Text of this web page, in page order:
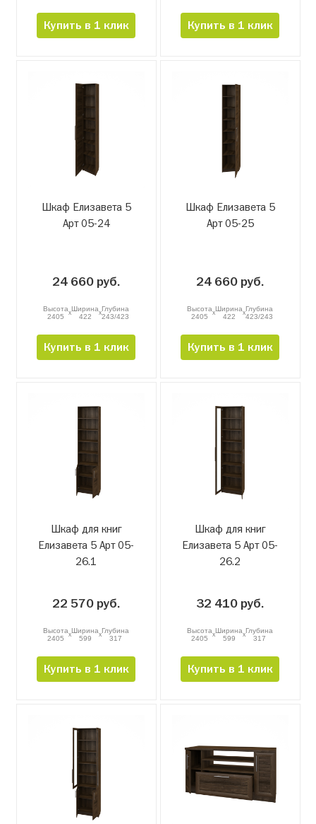
Купить в 1 клик Купить в 1 клик
Шкаф Елизавета 5
Арт 05-24
24 660 руб.
Высота
2405
xШирина
422
xГлубина
243/423
Купить в 1 клик
Шкаф Елизавета 5
Арт 05-25
24 660 руб.
Высота
2405
xШирина
422
xГлубина
423/243
Купить в 1 клик
Шкаф для книг
Елизавета 5 Арт 05-
26.1
22 570 руб.
Высота
2405
xШирина
599
xГлубина
317
Купить в 1 клик
Шкаф для книг
Елизавета 5 Арт 05-
26.2
32 410 руб.
Высота
2405
xШирина
599
xГлубина
317
Купить в 1 клик